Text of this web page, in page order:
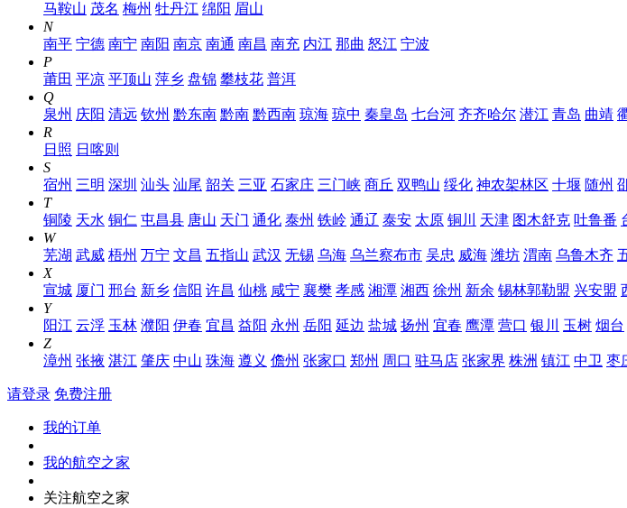
马鞍山 茂名 梅州 牡丹江 绵阳 眉山
N
南平 宁德 南宁 南阳 南京 南通 南昌 南充 内江 那曲 怒江 宁波
P
莆田 平凉 平顶山 萍乡 盘锦 攀枝花 普洱
Q
泉州 庆阳 清远 钦州 黔东南 黔南 黔西南 琼海 琼中 秦皇岛 七台河 齐齐哈尔 潜江 青岛 曲靖
R
日照 日喀则
S
宿州 三明 深圳 汕头 汕尾 韶关 三亚 石家庄 三门峡 商丘 双鸭山 绥化 神农架林区 十堰 随州
T
铜陵 天水 铜仁 屯昌县 唐山 天门 通化 泰州 铁岭 通辽 泰安 太原 铜川 天津 图木舒克 吐鲁番
W
芜湖 武威 梧州 万宁 文昌 五指山 武汉 无锡 乌海 乌兰察布市 吴忠 威海 潍坊 渭南 乌鲁木齐
X
宣城 厦门 邢台 新乡 信阳 许昌 仙桃 咸宁 襄樊 孝感 湘潭 湘西 徐州 新余 锡林郭勒盟 兴安盟
Y
阳江 云浮 玉林 濮阳 伊春 宜昌 益阳 永州 岳阳 延边 盐城 扬州 宜春 鹰潭 营口 银川 玉树 烟台
Z
漳州 张掖 湛江 肇庆 中山 珠海 遵义 儋州 张家口 郑州 周口 驻马店 张家界 株洲 镇江 中卫 枣
请登录 免费注册
我的订单
我的航空之家
关注航空之家